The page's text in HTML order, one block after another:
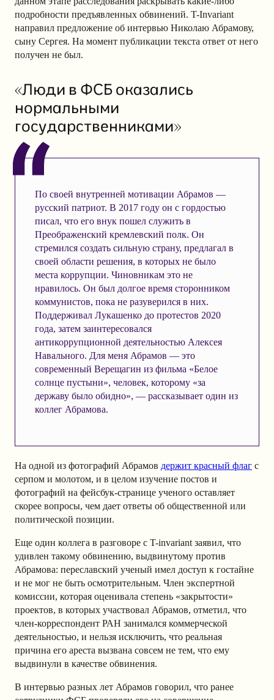
подробности предъявленных обвинений. T-Invariant
направил предложение об интервью Николаю Абрамову,
сыну Сергея. На момент публикации текста ответ от него
получен не был.
«Люди в ФСБ оказались
нормальными
государственниками»
По своей внутренней мотивации Абрамов —
русский патриот. В 2017 году он с гордостью
писал, что его внук пошел служить в
Преображенский кремлевский полк. Он
стремился создать сильную страну, предлагал в
своей области решения, в которых не было
места коррупции. Чиновникам это не
нравилось. Он был долгое время сторонником
коммунистов, пока не разуверился в них.
Поддерживал Лукашенко до протестов 2020
года, затем заинтересовался
антикоррупционной деятельностью Алексея
Навального. Для меня Абрамов — это
современный Верещагин из фильма «Белое
солнце пустыни», человек, которому «за
державу было обидно», — рассказывает один из
коллег Абрамова.
На одной из фотографий Абрамов держит красный флаг с
серпом и молотом, и в целом изучение постов и
фотографий на фейсбук-странице ученого оставляет
скорее вопросы, чем дает ответы об общественной или
политической позиции.
Еще один коллега в разговоре с T-invariant заявил, что
удивлен такому обвинению, выдвинутому против
Абрамова: переславский ученый имел доступ к гостайне
и не мог не быть осмотрительным. Член экспертной
комиссии, которая оценивала степень «закрытости»
проектов, в которых участвовал Абрамов, отметил, что
член-корреспондент РАН занимался коммерческой
деятельностью, и нельзя исключить, что реальная
причина его ареста вызвана совсем не тем, что ему
выдвинули в качестве обвинения.
В интервью разных лет Абрамов говорил, что ранее